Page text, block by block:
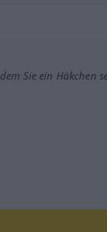
Sie ein Häkchen